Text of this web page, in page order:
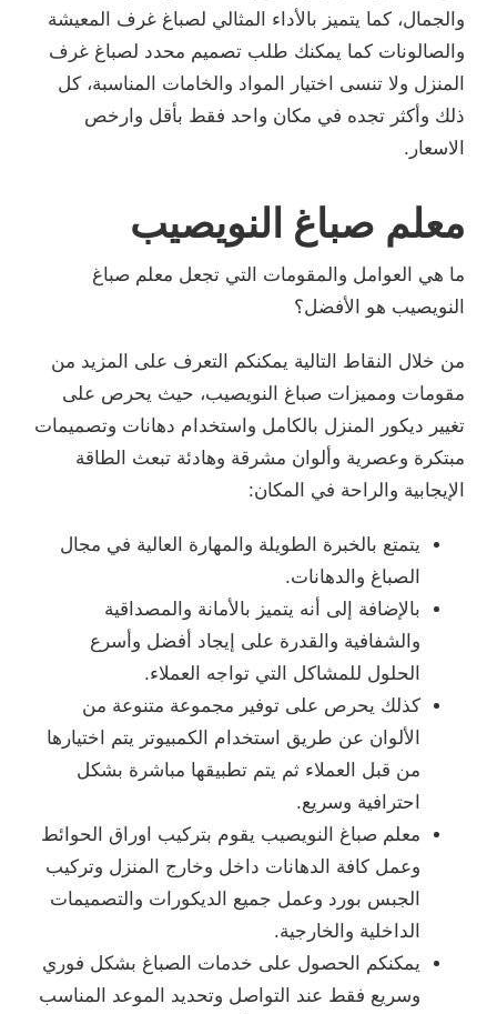
والجمال، كما يتميز بالأداء المثالي لصباغ غرف المعيشة
والصالونات كما يمكنك طلب تصميم محدد لصباغ غرف
المنزل ولا تنسى اختيار المواد والخامات المناسبة، كل
ذلك وأكثر تجده في مكان واحد فقط بأقل وارخص
الاسعار.
معلم صباغ النويصيب
ما هي العوامل والمقومات التي تجعل معلم صباغ
النويصيب هو الأفضل؟
من خلال النقاط التالية يمكنكم التعرف على المزيد من
مقومات ومميزات صباغ النويصيب، حيث يحرص على
تغيير ديكور المنزل بالكامل واستخدام دهانات وتصميمات
مبتكرة وعصرية وألوان مشرقة وهادئة تبعث الطاقة
الإيجابية والراحة في المكان:
يتمتع بالخبرة الطويلة والمهارة العالية في مجال
الصباغ والدهانات.
بالإضافة إلى أنه يتميز بالأمانة والمصداقية
والشفافية والقدرة على إيجاد أفضل وأسرع
الحلول للمشاكل التي تواجه العملاء.
كذلك يحرص على توفير مجموعة متنوعة من
الألوان عن طريق استخدام الكمبيوتر يتم اختيارها
من قبل العملاء ثم يتم تطبيقها مباشرة بشكل
احترافية وسريع.
معلم صباغ النويصيب يقوم بتركيب اوراق الحوائط
وعمل كافة الدهانات داخل وخارج المنزل وتركيب
الجبس بورد وعمل جميع الديكورات والتصميمات
الداخلية والخارجية.
يمكنكم الحصول على خدمات الصباغ بشكل فوري
وسريع فقط عند التواصل وتحديد الموعد المناسب